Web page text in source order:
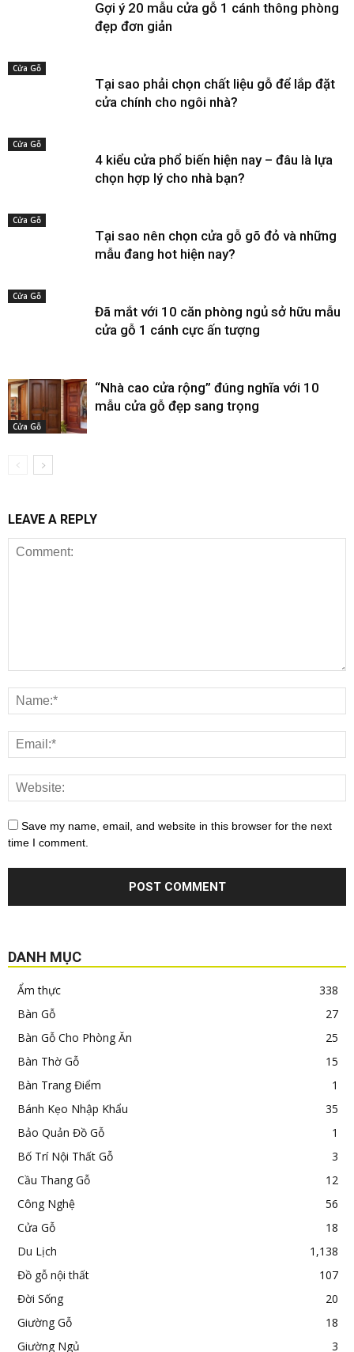
Gợi ý 20 mẫu cửa gỗ 1 cánh thông phòng
đẹp đơn giản
Cửa Gỗ
Tại sao phải chọn chất liệu gỗ để lắp đặt
cửa chính cho ngôi nhà?
Cửa Gỗ
4 kiểu cửa phổ biến hiện nay – đâu là lựa
chọn hợp lý cho nhà bạn?
Cửa Gỗ
Tại sao nên chọn cửa gỗ gõ đỏ và những
mẫu đang hot hiện nay?
Cửa Gỗ
Đã mắt với 10 căn phòng ngủ sở hữu mẫu
cửa gỗ 1 cánh cực ấn tượng
Cửa Gỗ
“Nhà cao cửa rộng” đúng nghĩa với 10
mẫu cửa gỗ đẹp sang trọng
LEAVE A REPLY
Save my name, email, and website in this browser for the next
time I comment.
DANH MỤC
Ẩm thực
338
Bàn Gỗ
27
Bàn Gỗ Cho Phòng Ăn
25
Bàn Thờ Gỗ
15
Bàn Trang Điểm
1
Bánh Kẹo Nhập Khẩu
35
Bảo Quản Đồ Gỗ
1
Bố Trí Nội Thất Gỗ
3
Cầu Thang Gỗ
12
Công Nghệ
56
Cửa Gỗ
18
Du Lịch
1,138
Đồ gỗ nội thất
107
Đời Sống
20
Giường Gỗ
18
Giường Ngủ
3